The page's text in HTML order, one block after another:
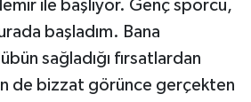
ile başlıyor. Genç sporcu,
başladım. Bana
sağladığı fırsatlardan
de bizzat görünce gerçekten